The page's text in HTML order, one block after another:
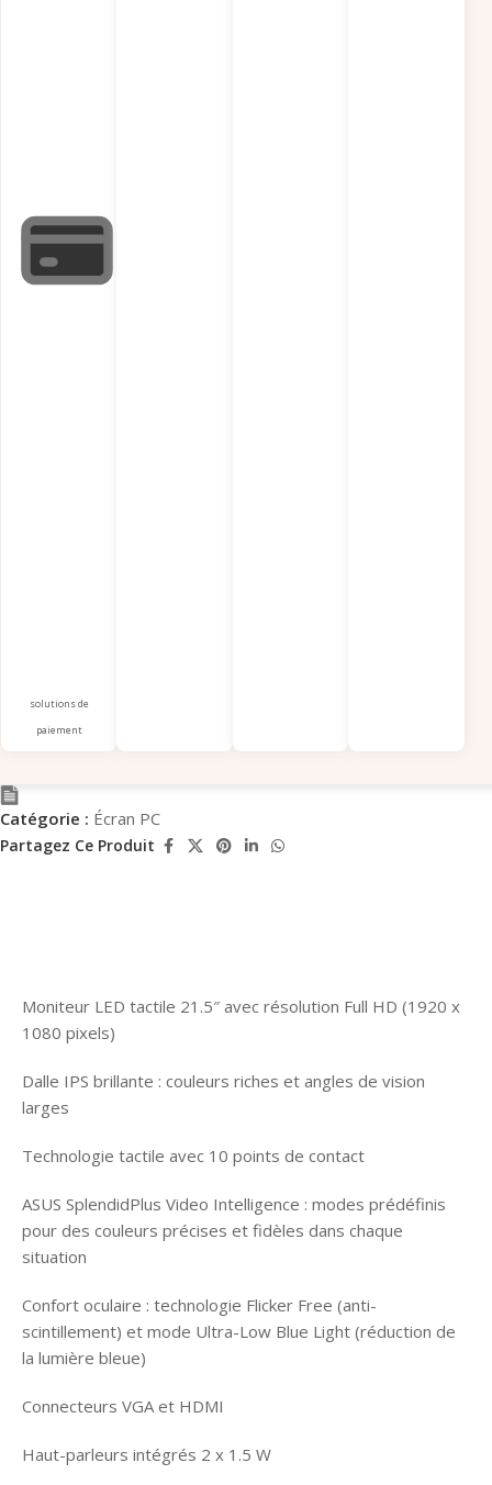
solutions de
paiement
Catégorie : Écran PC
Partagez Ce Produit
Moniteur LED tactile 21.5″ avec résolution Full HD (1920 x
1080 pixels)
Dalle IPS brillante : couleurs riches et angles de vision
larges
Technologie tactile avec 10 points de contact
ASUS SplendidPlus Video Intelligence : modes prédéfinis
pour des couleurs précises et fidèles dans chaque
situation
Confort oculaire : technologie Flicker Free (anti-
scintillement) et mode Ultra-Low Blue Light (réduction de
la lumière bleue)
Connecteurs VGA et HDMI
Haut-parleurs intégrés 2 x 1.5 W